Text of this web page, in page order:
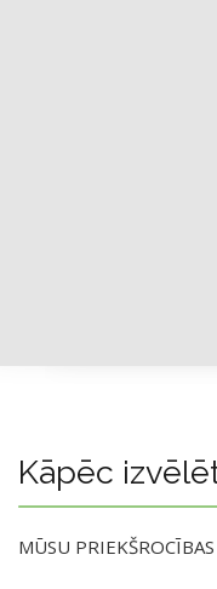
Kāpēc
MŪSU PRIEKŠROCĪBAS